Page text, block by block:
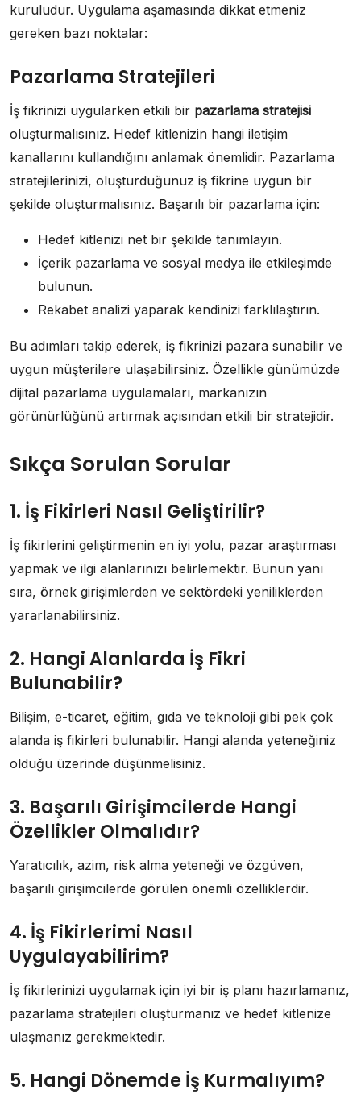
kuruludur. Uygulama aşamasında dikkat etmeniz
gereken bazı noktalar:
Pazarlama Stratejileri
İş fikrinizi uygularken etkili bir pazarlama stratejisi
oluşturmalısınız. Hedef kitlenizin hangi iletişim
kanallarını kullandığını anlamak önemlidir. Pazarlama
stratejilerinizi, oluşturduğunuz iş fikrine uygun bir
şekilde oluşturmalısınız. Başarılı bir pazarlama için:
Hedef kitlenizi net bir şekilde tanımlayın.
İçerik pazarlama ve sosyal medya ile etkileşimde
bulunun.
Rekabet analizi yaparak kendinizi farklılaştırın.
Bu adımları takip ederek, iş fikrinizi pazara sunabilir ve
uygun müşterilere ulaşabilirsiniz. Özellikle günümüzde
dijital pazarlama uygulamaları, markanızın
görünürlüğünü artırmak açısından etkili bir stratejidir.
Sıkça Sorulan Sorular
1. İş Fikirleri Nasıl Geliştirilir?
İş fikirlerini geliştirmenin en iyi yolu, pazar araştırması
yapmak ve ilgi alanlarınızı belirlemektir. Bunun yanı
sıra, örnek girişimlerden ve sektördeki yeniliklerden
yararlanabilirsiniz.
2. Hangi Alanlarda İş Fikri
Bulunabilir?
Bilişim, e-ticaret, eğitim, gıda ve teknoloji gibi pek çok
alanda iş fikirleri bulunabilir. Hangi alanda yeteneğiniz
olduğu üzerinde düşünmelisiniz.
3. Başarılı Girişimcilerde Hangi
Özellikler Olmalıdır?
Yaratıcılık, azim, risk alma yeteneği ve özgüven,
başarılı girişimcilerde görülen önemli özelliklerdir.
4. İş Fikirlerimi Nasıl
Uygulayabilirim?
İş fikirlerinizi uygulamak için iyi bir iş planı hazırlamanız,
pazarlama stratejileri oluşturmanız ve hedef kitlenize
ulaşmanız gerekmektedir.
5. Hangi Dönemde İş Kurmalıyım?